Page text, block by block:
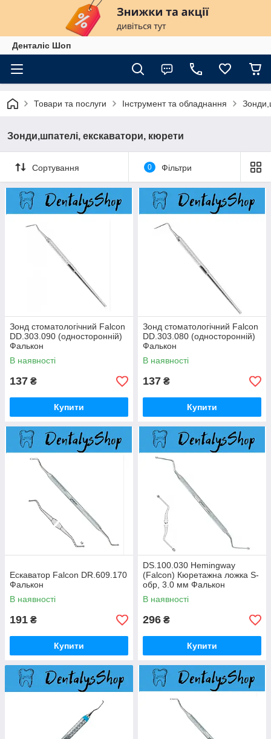
Денталіс Шоп
Товари та послуги Інструмент та обладнання
Зонди,шпателі, екскаватори, кюрети
Сортування 0 Фільтри
Зонд стоматологічний Falcon
DD.303.090 (односторонній)
Фалькон
В наявності
137 ₴
Купити
Зонд стоматологічний Falcon
DD.303.080 (односторонній)
Фалькон
В наявності
137 ₴
Купити
Ескаватор Falcon DR.609.170
Фалькон
В наявності
191 ₴
Купити
DS.100.030 Hemingway
(Falcon) Кюретажна ложка S-
обр, 3.0 мм Фалькон
В наявності
296 ₴
Купити